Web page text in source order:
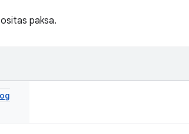
paksa.